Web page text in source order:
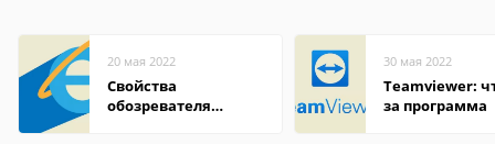
20 мая 2022
Свойства
обозревателя
30 мая 2022
Teamviewer:
за программа